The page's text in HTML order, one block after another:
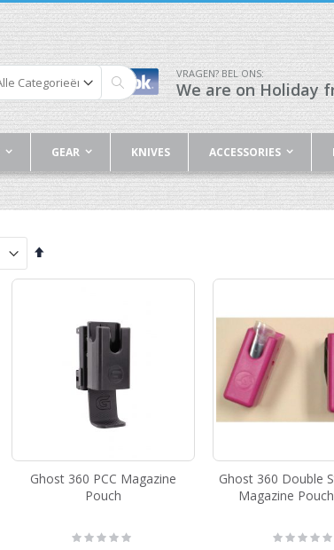
Zoek
VRAGEN? BEL ONS:
We are on Holiday
GEAR KNIVES ACCESSORIES
Van
naar
Ghost 360 PCC Magazine
Pouch
Rating:
Ghost 360 Double
Magazine
Rating: